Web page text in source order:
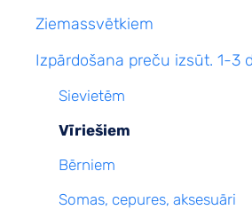
Ziemassvētkiem
Izpārdošana preču izsūt. 1-3
Sievietēm
Vīriešiem
Bērniem
Somas, cepures, aksesuāri